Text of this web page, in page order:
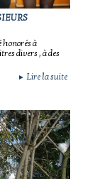
honorés à
divers , à des
► Lire la suite